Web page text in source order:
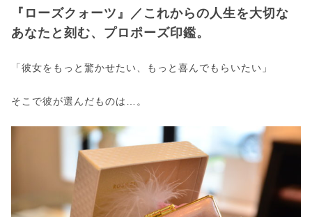
『ローズクォーツ』／これからの人生を大切な
あなたと刻む、プロポーズ印鑑。
「彼女をもっと驚かせたい、もっと喜んでもらいたい」
そこで彼が選んだものは…。